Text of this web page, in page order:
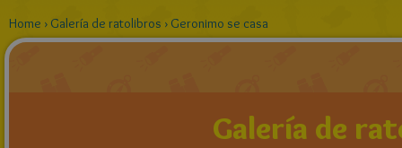
Home › Galería de ratolibros › Geronimo se casa
Galería de